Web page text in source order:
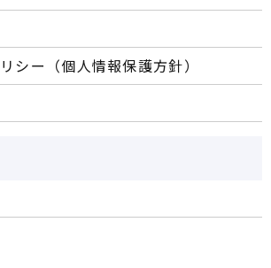
シー（個人情報保護方針）